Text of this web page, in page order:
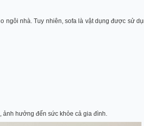
ngôi nhà. Tuy nhiên, sofa là vật dụng được sử
ảnh hưởng đến sức khỏe cả gia đình.